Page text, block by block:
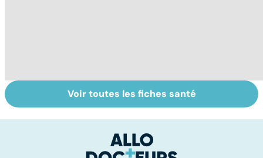
VIH : la maladie
dont on ne guérit
Faire du sport à
domicile, c'est
Voir toutes les fiches santé